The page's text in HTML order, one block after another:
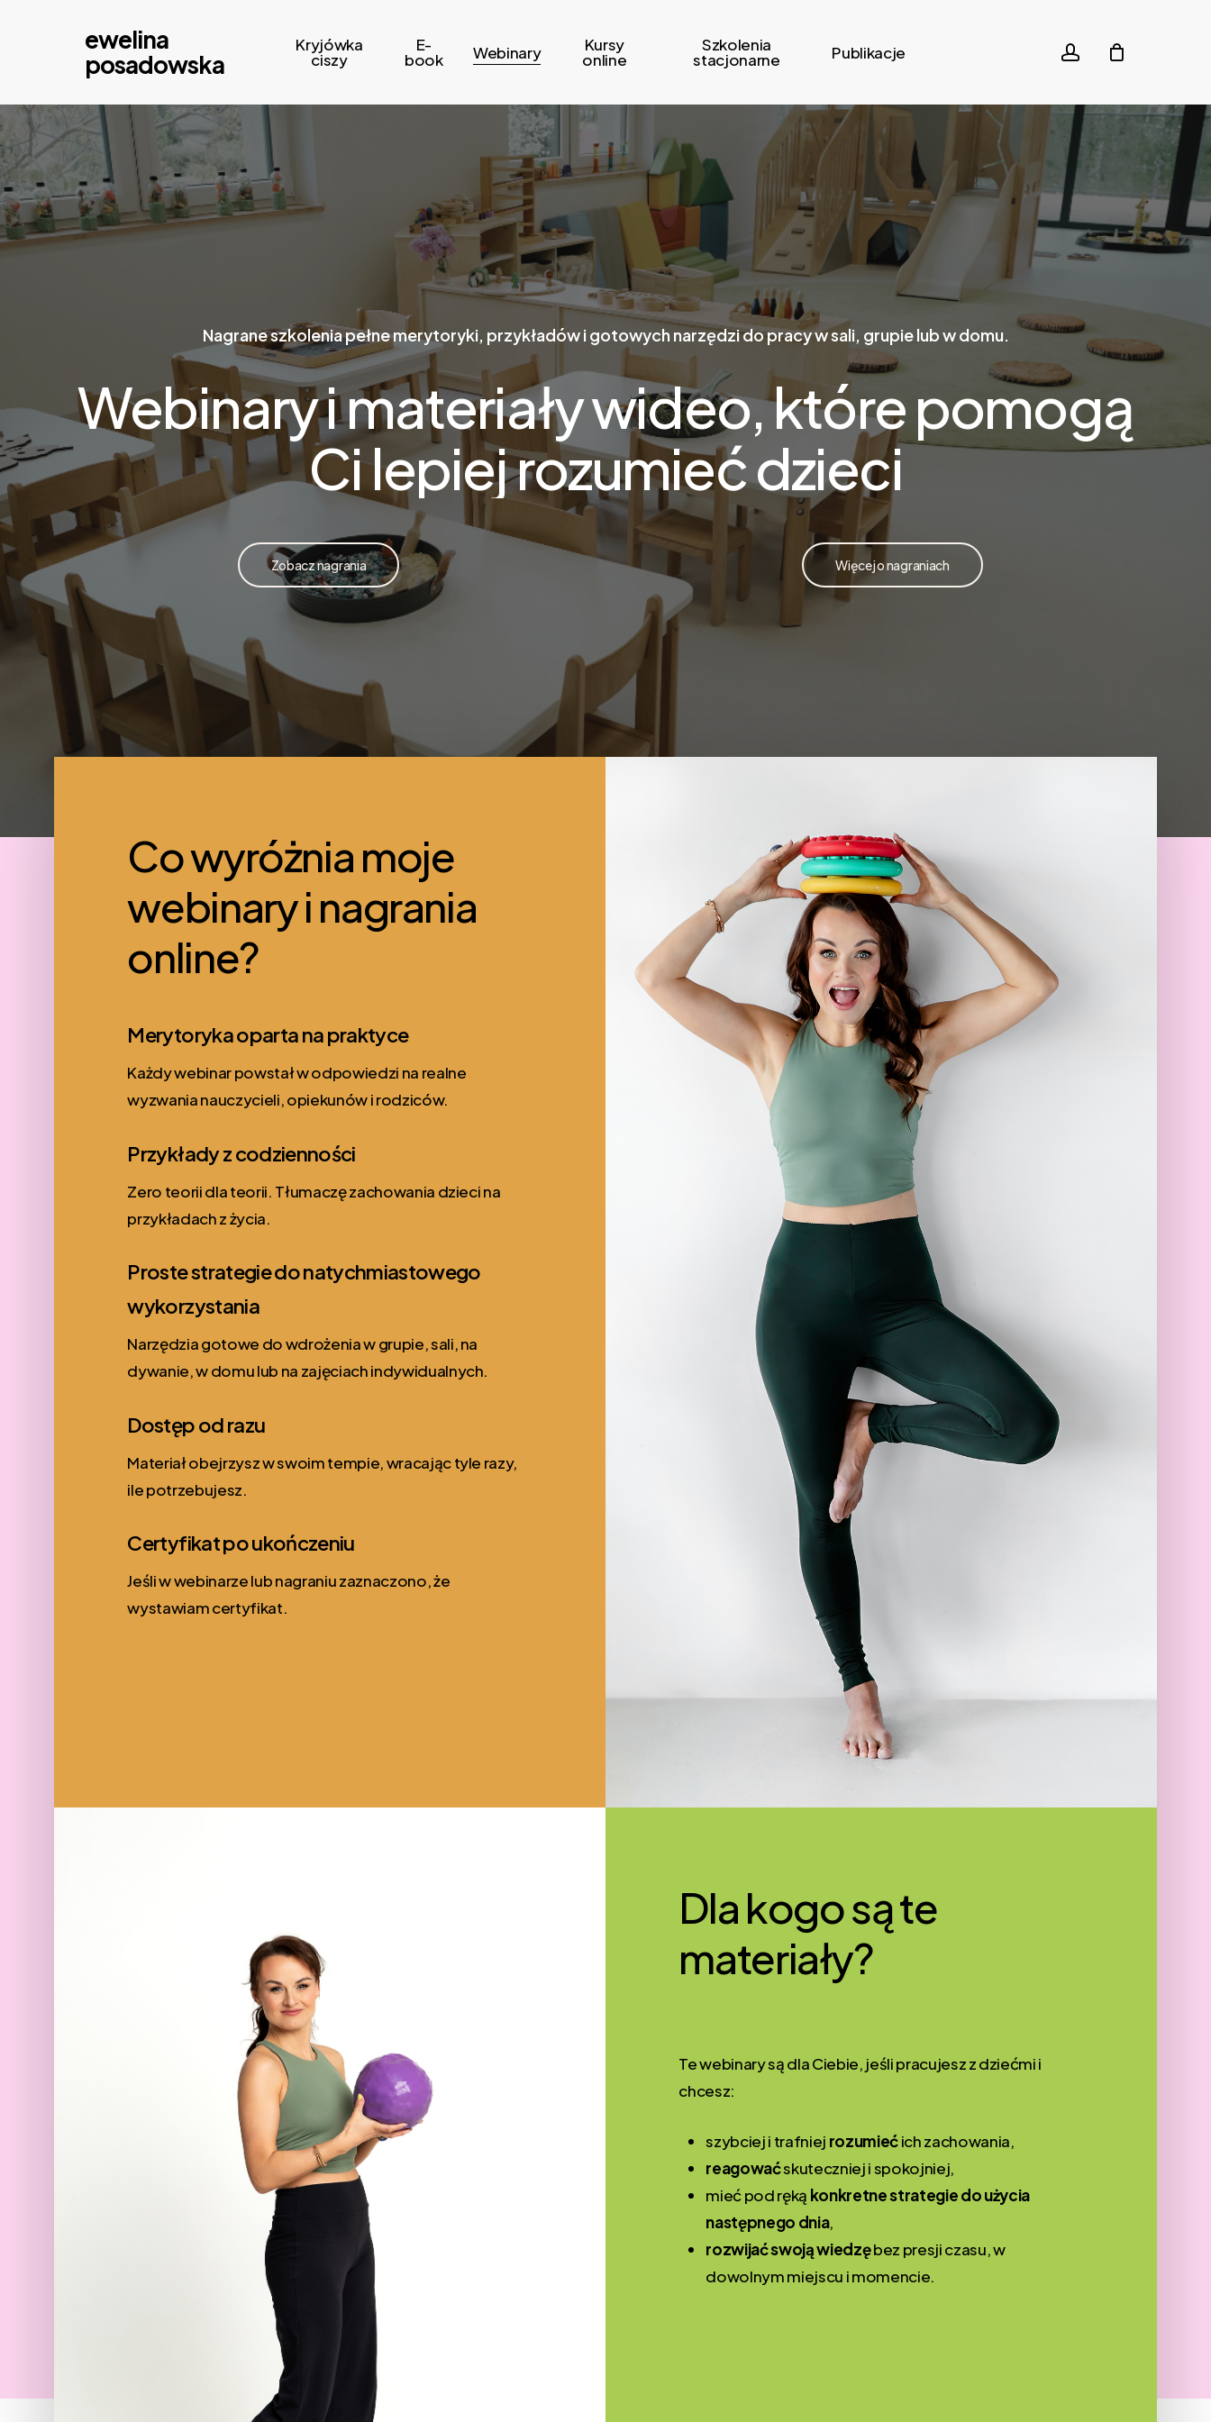
ewelina
posadowska
Kryjówka
ciszy
E-
book Webinary Kursy
online
Szkolenia
stacjonarne Publikacje account
Nagrane szkolenia pełne merytoryki, przykładów i gotowych narzędzi do pracy w sali, grupie lub w domu.
Webinary i materiały wideo, które pomogą
Ci lepiej rozumieć dzieci
Zobacz nagrania Więcej o nagraniach
Co wyróżnia moje
webinary i nagrania
online?
Merytoryka oparta na praktyce
Każdy webinar powstał w odpowiedzi na realne
wyzwania nauczycieli, opiekunów i rodziców.
Przykłady z codzienności
Zero teorii dla teorii. Tłumaczę zachowania dzieci na
przykładach z życia.
Proste strategie do natychmiastowego
wykorzystania
Narzędzia gotowe do wdrożenia w grupie, sali, na
dywanie, w domu lub na zajęciach indywidualnych.
Dostęp od razu
Materiał obejrzysz w swoim tempie, wracając tyle razy,
ile potrzebujesz.
Certyfikat po ukończeniu
Jeśli w webinarze lub nagraniu zaznaczono, że
wystawiam certyfikat.
Dla kogo są te
materiały?
Te webinary są dla Ciebie, jeśli pracujesz z dziećmi i
chcesz:
szybciej i trafniej rozumiećich zachowania,
reagowaćskuteczniej i spokojniej,
mieć pod ręką konkretne strategie do użycia
następnego dnia,
rozwijać swoją wiedzębez presji czasu, w
dowolnym miejscu i momencie.